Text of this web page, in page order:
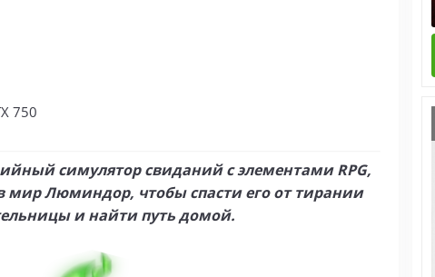
750
симулятор свиданий с элементами RPG,
мир Люминдор, чтобы спасти его от тирании
и найти путь домой.